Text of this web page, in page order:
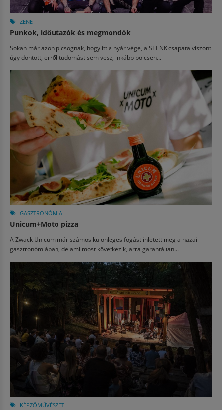
ZENE
Punkok, időutazók és megmondók
Sokan már azon picsognak, hogy itt a nyár vége, a STENK csapata viszont
úgy döntött, erről tudomást sem vesz, inkább bölcsen...
GASZTRONÓMIA
Unicum+Moto pizza
A Zwack Unicum már számos különleges fogást ihletett meg a hazai
gasztronómiában, de ami most következik, arra garantáltan...
KÉPZŐMŰVÉSZET